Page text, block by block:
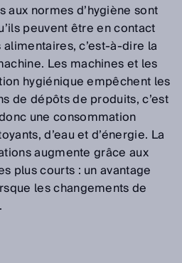
normes d’hygiène sont
peuvent être en contact
c’est-à-dire la
Les machines et les
hygiénique empêchent les
de dépôts de produits, c’est
une consommation
d’eau et d’énergie. La
augmente grâce aux
plus courts : un avantage
les changements de